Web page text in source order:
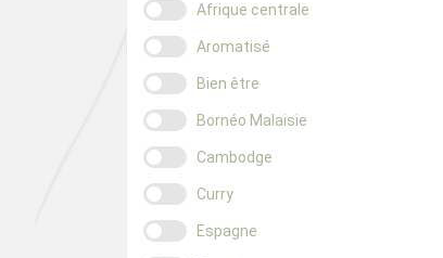
Afrique centrale
Aromatisé
Bien être
Bornéo Malaisie
Cambodge
Curry
Espagne